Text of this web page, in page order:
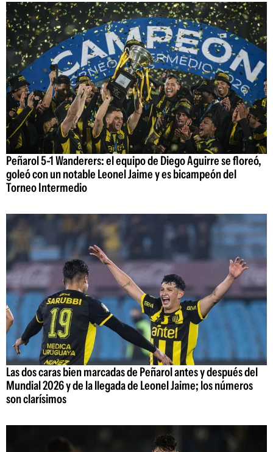
Peñarol 5-1 Wanderers: el equipo de Diego Aguirre se floreó,
goleó con un notable Leonel Jaime y es bicampeón del
Torneo Intermedio
Las dos caras bien marcadas de Peñarol antes y después del
Mundial 2026 y de la llegada de Leonel Jaime; los números
son clarísimos